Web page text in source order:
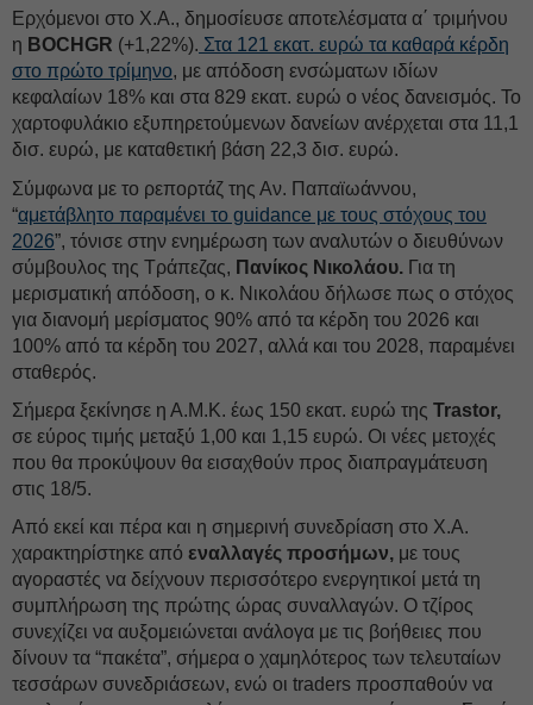
Ερχόμενοι στο Χ.Α., δημοσίευσε αποτελέσματα α΄ τριμήνου
η BOCHGR (+1,22%). Στα 121 εκατ. ευρώ τα καθαρά κέρδη
στο πρώτο τρίμηνο, με απόδοση ενσώματων ιδίων
κεφαλαίων 18% και στα 829 εκατ. ευρώ ο νέος δανεισμός. Το
χαρτοφυλάκιο εξυπηρετούμενων δανείων ανέρχεται στα 11,1
δισ. ευρώ, με καταθετική βάση 22,3 δισ. ευρώ.
Σύμφωνα με το ρεπορτάζ της Αν. Παπαϊωάννου,
“αμετάβλητο παραμένει το guidance με τους στόχους του
2026”, τόνισε στην ενημέρωση των αναλυτών ο διευθύνων
σύμβουλος της Τράπεζας, Πανίκος Νικολάου. Για τη
μερισματική απόδοση, ο κ. Νικολάου δήλωσε πως ο στόχος
για διανομή μερίσματος 90% από τα κέρδη του 2026 και
100% από τα κέρδη του 2027, αλλά και του 2028, παραμένει
σταθερός.
Σήμερα ξεκίνησε η Α.Μ.Κ. έως 150 εκατ. ευρώ της Trastor,
σε εύρος τιμής μεταξύ 1,00 και 1,15 ευρώ. Οι νέες μετοχές
που θα προκύψουν θα εισαχθούν προς διαπραγμάτευση
στις 18/5.
Από εκεί και πέρα και η σημερινή συνεδρίαση στο Χ.Α.
χαρακτηρίστηκε από εναλλαγές προσήμων, με τους
αγοραστές να δείχνουν περισσότερο ενεργητικοί μετά τη
συμπλήρωση της πρώτης ώρας συναλλαγών. Ο τζίρος
συνεχίζει να αυξομειώνεται ανάλογα με τις βοήθειες που
δίνουν τα “πακέτα”, σήμερα ο χαμηλότερος των τελευταίων
τεσσάρων συνεδριάσεων, ενώ οι traders προσπαθούν να